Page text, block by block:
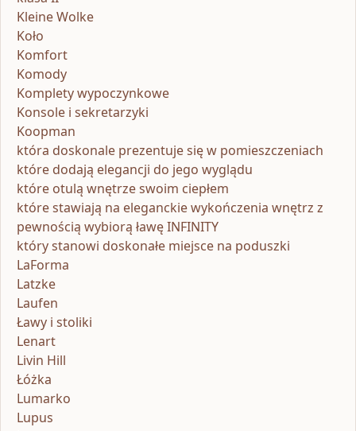
Kleine Wolke
Koło
Komfort
Komody
Komplety wypoczynkowe
Konsole i sekretarzyki
Koopman
która doskonale prezentuje się w pomieszczeniach
które dodają elegancji do jego wyglądu
które otulą wnętrze swoim ciepłem
które stawiają na eleganckie wykończenia wnętrz z
pewnością wybiorą ławę INFINITY
który stanowi doskonałe miejsce na poduszki
LaForma
Latzke
Laufen
Ławy i stoliki
Lenart
Livin Hill
Łóżka
Lumarko
Lupus